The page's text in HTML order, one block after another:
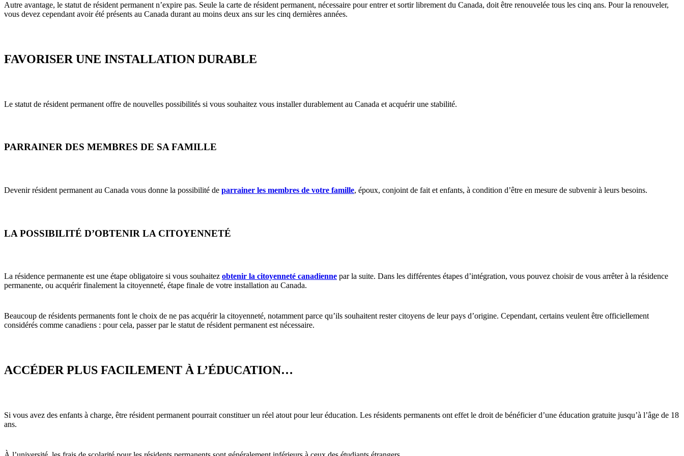
Autre avantage, le statut de résident permanent n’expire pas. Seule la carte de résident permanent, nécessaire pour entrer et sortir librement du Canada, doit être renouvelée tous les cinq ans. Pour la renouveler,
vous devez cependant avoir été présents au Canada durant au moins deux ans sur les cinq dernières années.
FAVORISER UNE INSTALLATION DURABLE
Le statut de résident permanent offre de nouvelles possibilités si vous souhaitez vous installer durablement au Canada et acquérir une stabilité.
PARRAINER DES MEMBRES DE SA FAMILLE
Devenir résident permanent au Canada vous donne la possibilité de parrainer les membres de votre famille, époux, conjoint de fait et enfants, à condition d’être en mesure de subvenir à leurs besoins.
LA POSSIBILITÉ D’OBTENIR LA CITOYENNETÉ
La résidence permanente est une étape obligatoire si vous souhaitez obtenir la citoyenneté canadienne par la suite. Dans les différentes étapes d’intégration, vous pouvez choisir de vous arrêter à la résidence
permanente, ou acquérir finalement la citoyenneté, étape finale de votre installation au Canada.
Beaucoup de résidents permanents font le choix de ne pas acquérir la citoyenneté, notamment parce qu’ils souhaitent rester citoyens de leur pays d’origine. Cependant, certains veulent être officiellement
considérés comme canadiens : pour cela, passer par le statut de résident permanent est nécessaire.
ACCÉDER PLUS FACILEMENT À L’ÉDUCATION…
Si vous avez des enfants à charge, être résident permanent pourrait constituer un réel atout pour leur éducation. Les résidents permanents ont effet le droit de bénéficier d’une éducation gratuite jusqu’à l’âge de 18
ans.